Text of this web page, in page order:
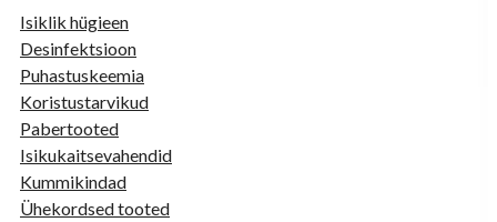
Isiklik hügieen
Desinfektsioon
Puhastuskeemia
Koristustarvikud
Pabertooted
Isikukaitsevahendid
Kummikindad
Ühekordsed tooted